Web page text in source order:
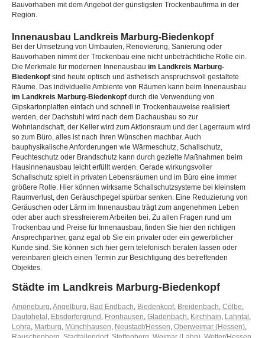
Bauvorhaben mit dem Angebot der günstigsten Trockenbaufirma in der
Region.
Innenausbau Landkreis Marburg-Biedenkopf
Bei der Umsetzung von Umbauten, Renovierung, Sanierung oder
Bauvorhaben nimmt der Trockenbau eine nicht unbeträchtliche Rolle ein.
Die Merkmale für modernen Innenausbau im Landkreis Marburg-
Biedenkopf sind heute optisch und ästhetisch anspruchsvoll gestaltete
Räume. Das individuelle Ambiente von Räumen kann beim Innenausbau
im Landkreis Marburg-Biedenkopf durch die Verwendung von
Gipskartonplatten einfach und schnell in Trockenbauweise realisiert
werden, der Dachstuhl wird nach dem Dachausbau so zur
Wohnlandschaft, der Keller wird zum Aktionsraum und der Lagerraum wird
so zum Büro, alles ist nach Ihren Wünschen machbar. Auch
bauphysikalische Anforderungen wie Wärmeschutz, Schallschutz,
Feuchteschutz oder Brandschutz kann durch gezielte Maßnahmen beim
Hausinnenausbau leicht erfüllt werden. Gerade wirkungsvoller
Schallschutz spielt in privaten Lebensräumen und im Büro eine immer
größere Rolle. Hier können wirksame Schallschutzsysteme bei kleinstem
Raumverlust, den Geräuschpegel spürbar senken. Eine Reduzierung von
Geräuschen oder Lärm im Innenausbau trägt zum angenehmen Leben
oder aber auch stressfreierem Arbeiten bei. Zu allen Fragen rund um
Trockenbau und Preise für Innenausbau, finden Sie hier den richtigen
Ansprechpartner, ganz egal ob Sie ein privater oder ein gewerblicher
Kunde sind. Sie können sich hier gern telefonisch beraten lassen oder
vereinbaren gleich einen Termin zur Besichtigung des betreffenden
Objektes.
Städte im Landkreis Marburg-Biedenkopf
Amöneburg,Angelburg, Bad Endbach, Biedenkopf, Breidenbach, Cölbe,
Dautphetal , Ebsdorfergrund , Fronhausen, Gladenbach, Kirchhain, Lahntal ,
Lohra, Marburg, Münchhausen, Neustadt/Hessen, Oberweimar (Hessen),